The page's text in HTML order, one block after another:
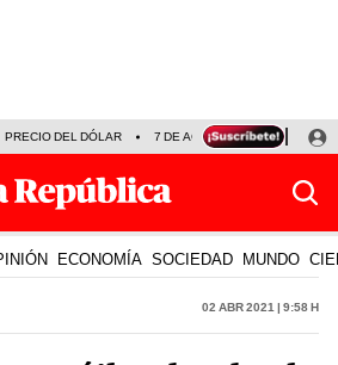
PRECIO DEL DÓLAR 7 DE AGOSTO OLLANTA
ECONOMÍA SOCIEDAD MUNDO
02 Abr 2021 | 9:58 h